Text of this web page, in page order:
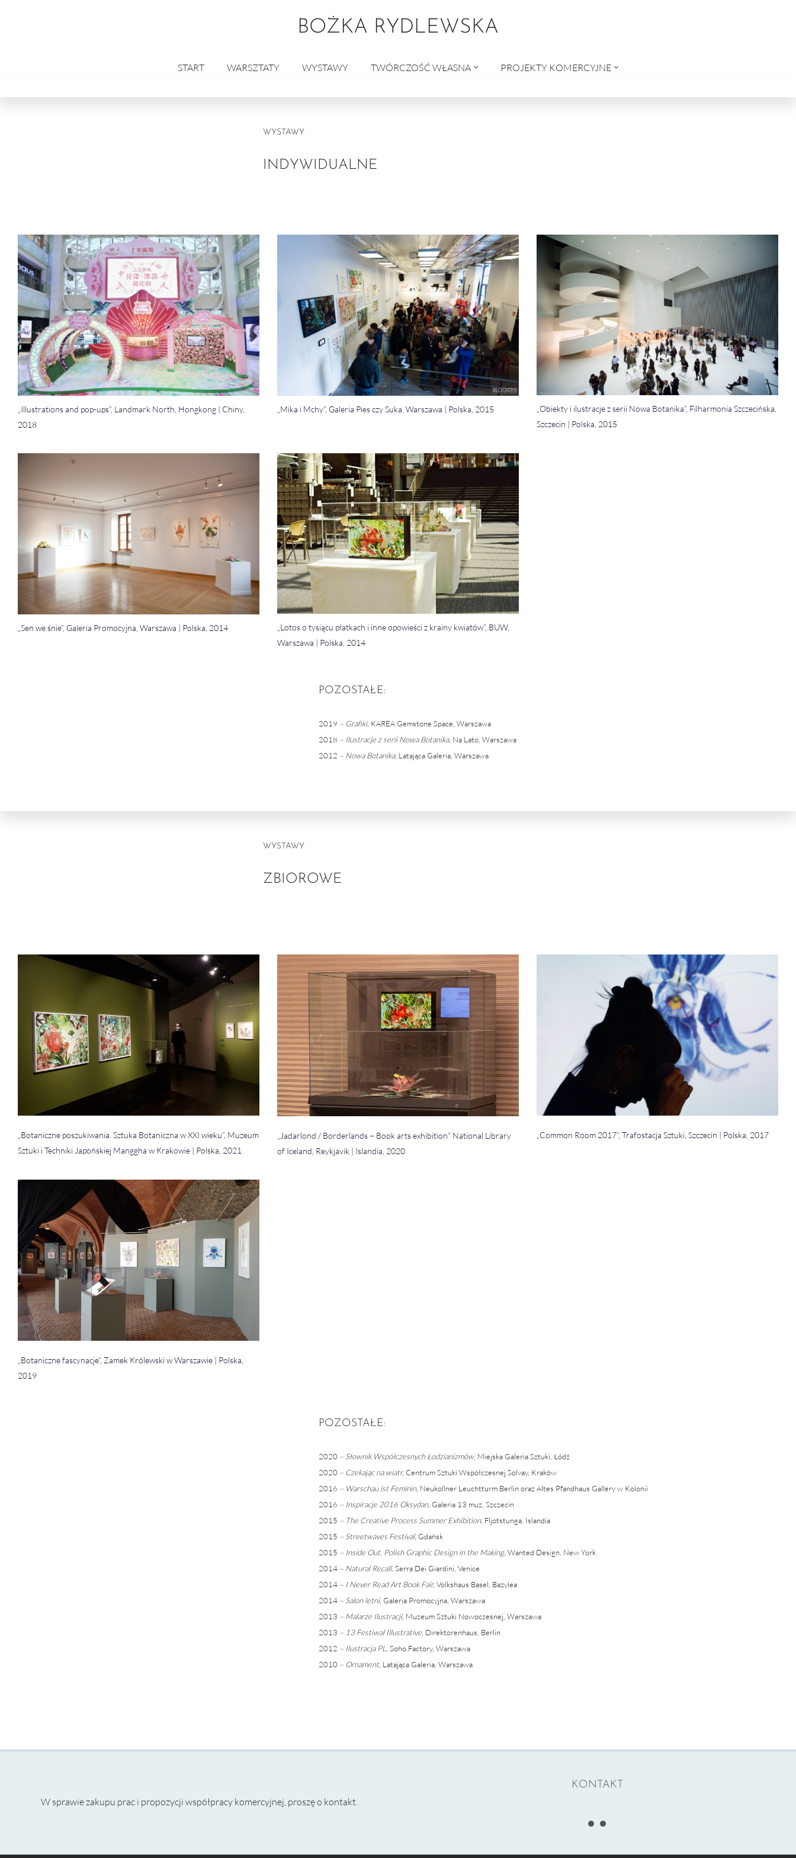
BOŻKA RYDLEWSKA
START WARSZTATY WYSTAWY TWÓRCZOŚĆ WŁASNA PROJEKTY KOMERCYJNE
WYSTAWY
INDYWIDUALNE
„Illustrations and pop-ups”, Landmark North, Hongkong | Chiny,
2018
„Mika i Mchy”, Galeria Pies czy Suka, Warszawa | Polska, 2015
„Obiekty i ilustracje z serii Nowa Botanika”, Filharmonia Szczecińska,
Szczecin | Polska, 2015
„Sen we śnie”, Galeria Promocyjna, Warszawa | Polska, 2014
„Lotos o tysiącu płatkach i inne opowieści z krainy kwiatów”, BUW,
Warszawa | Polska, 2014
POZOSTAŁE:
2019 – Grafiki, KAREA Gemstone Space, Warszawa
2018 – Ilustracje z serii Nowa Botanika, Na Lato, Warszawa
2012 – Nowa Botanika, Latająca Galeria, Warszawa
WYSTAWY
ZBIOROWE
„Botaniczne poszukiwania. Sztuka Botaniczna w XXI wieku”, Muzeum
Sztuki i Techniki Japońskiej Manggha w Krakowie | Polska, 2021
„Jadarlond / Borderlands – Book arts exhibition” National Library
of Iceland, Reykjavik | Islandia, 2020
„Common Room 2017”, Trafostacja Sztuki, Szczecin | Polska, 2017
„Botaniczne fascynacje”, Zamek Królewski w Warszawie | Polska,
2019
POZOSTAŁE:
2020 – Słownik Współczesnych Łodzianizmów, Miejska Galeria Sztuki, Łódź
2020 – Czekając na wiatr,Centrum Sztuki Współczesnej Solvay, Kraków
2016 – Warschau ist Feminin, Neukollner Leuchtturm Berlin oraz Altes Pfandhaus Gallery w Kolonii
2016 – Inspiracje 2016 Oksydan, Galeria 13 muz, Szczecin
2015 – The Creative Process Summer Exhibition, Fljotstunga, Islandia
2015 – Streetwaves Festival, Gdańsk
2015 – Inside Out. Polish Graphic Design in the Making, Wanted Design, New York
2014– Natural Recall, Serra Dei Giardini, Venice
2014– I Never Read Art Book Fair,Volkshaus Basel, Bazylea
2014– Salon letni, Galeria Promocyjna, Warszawa
2013 – Malarze Ilustracji, Muzeum Sztuki Nowoczesnej, Warszawa
2013 – 13 Festiwal Illustrative, Direktorenhaus, Berlin
2012 – Ilustracja PL, Soho Factory, Warszawa
2010 – Ornament, Latająca Galeria, Warszawa
W sprawie zakupu prac i propozycji współpracy komercyjnej, proszę o kontakt.
KONTAKT